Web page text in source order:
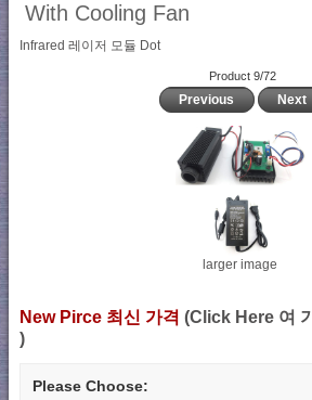
With Cooling Fan
Infrared 레이저 모듈 Dot
Product 9/72
Previous Next
larger image
New Pirce 최신 가격 (Click Here 여
)
Please Choose: